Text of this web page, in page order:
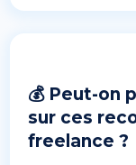
💰 Peut-on
sur ces
freelance ?